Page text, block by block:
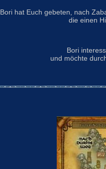
Bori hat Euch gebeten, nach
die einen
Bori
und möchte